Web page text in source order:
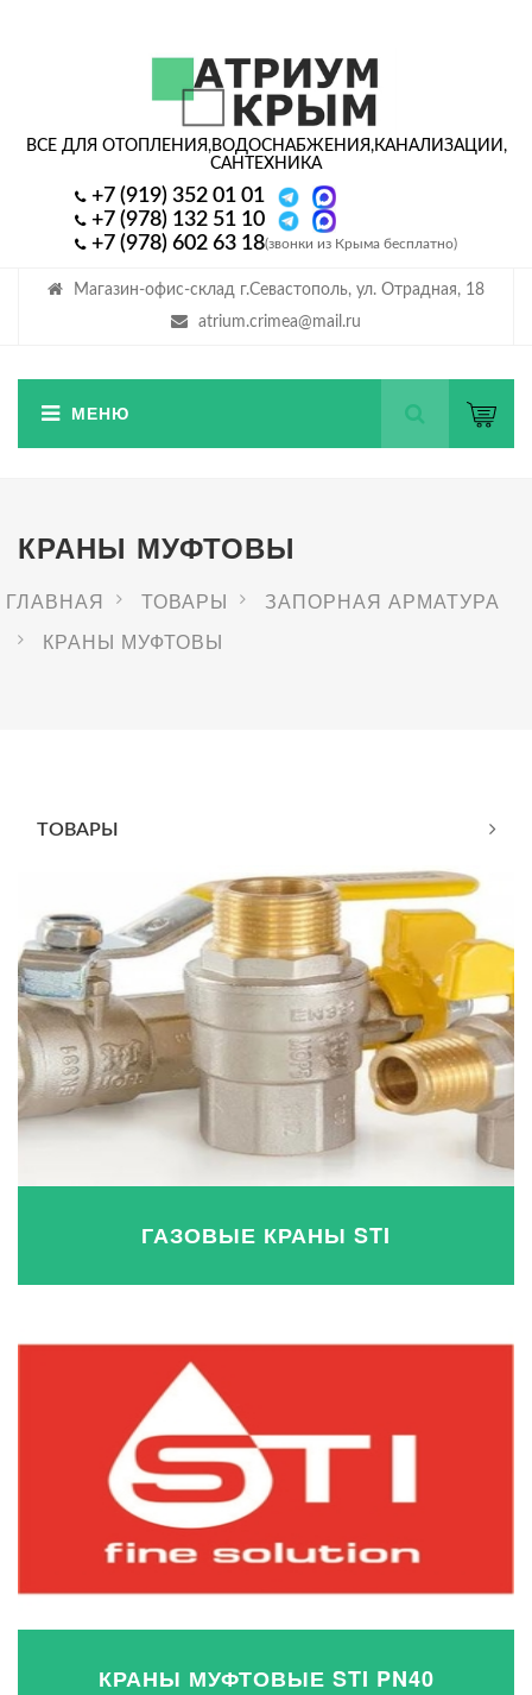
Магазин-офис-склад г.Севастополь, ул. Отрадная, 18
atrium.crimea@mail.ru
ВСЕ ДЛЯ ОТОПЛЕНИЯ,ВОДОСНАБЖЕНИЯ,КАНАЛИЗАЦИИ,
САНТЕХНИКА
+7 (919) 352 01 01
+7 (978) 132 51 10
+7 (978) 602 63 18(звонки из Крыма бесплатно)
КРАНЫ МУФТОВЫ
ГЛАВНАЯ ТОВАРЫ
ЗАПОРНАЯ АРМАТУРА
КРАНЫ МУФТОВЫ
ТОВАРЫ
ГАЗОВЫЕ КРАНЫ STI
КРАНЫ МУФТОВЫЕ STI PN40